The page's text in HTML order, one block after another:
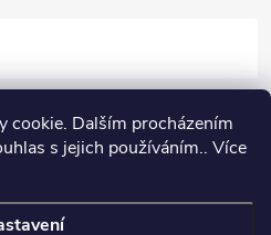
cookie. Dalším procházením
s jejich používáním.. Více